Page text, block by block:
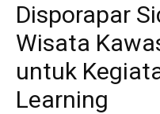
Disporapar
Wisata
untuk
Learning